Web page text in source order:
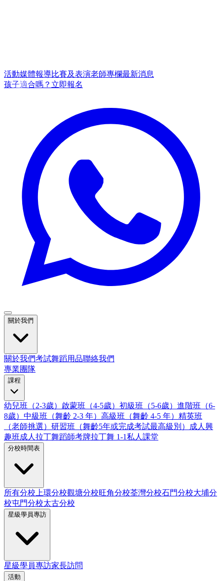
活動媒體報導比賽及表演老師專欄最新消息
孩子適合嗎？ 立即報名
關於我們
關於我們考試舞蹈用品聯絡我們
專業團隊
課程
幼兒班（2-3歲） 啟蒙班（4-5歲） 初級班（5-6歲） 進階班（6-
8歲） 中級班（舞齡 2-3 年） 高級班（舞齡 4-5 年） 精英班
（老師挑選） 研習班（舞齡5年或完成考試最高級別）
成人興
趣班成人拉丁舞蹈師考牌拉丁舞 1-1私人課堂
分校時間表
所有分校 上環分校觀塘分校旺角分校荃灣分校石門分校大埔分
校屯門分校太古分校
星級學員專訪
星級學員專訪家長訪問
活動